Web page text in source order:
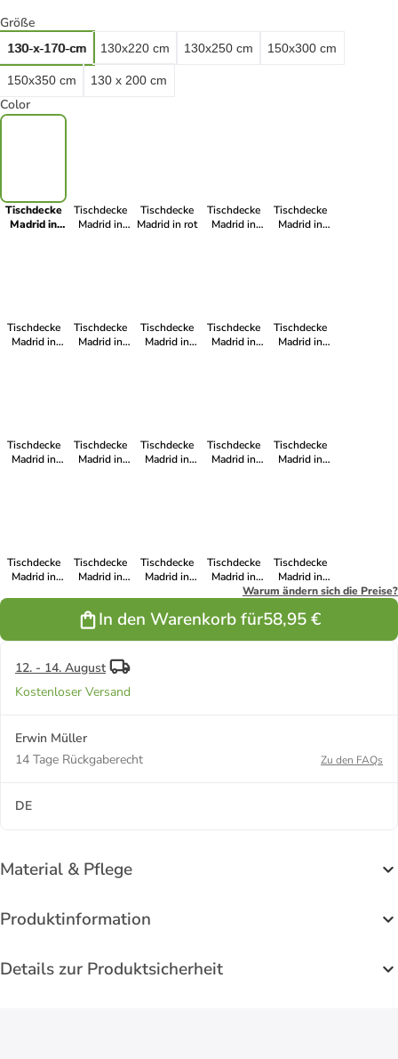
Größe
130-x-170-cm 130x220 cm 130x250 cm 150x300 cm
150x350 cm 130 x 200 cm
Color
Tischdecke
Madrid in
Tischdecke
Madrid in
Tischdecke
Madrid in rot
Tischdecke
Madrid in
Tischdecke
Madrid in
Tischdecke
Madrid in
Tischdecke
Madrid in
Tischdecke
Madrid in
Tischdecke
Madrid in
Tischdecke
Madrid in
Tischdecke
Madrid in
Tischdecke
Madrid in
Tischdecke
Madrid in
Tischdecke
Madrid in
Tischdecke
Madrid in
Tischdecke
Madrid in
Tischdecke
Madrid in
Tischdecke
Madrid in
Tischdecke
Madrid in
creme
Tischdecke
Madrid in
terra
Warum ändern sich die Preise?
In den Warenkorb für58,95 €
12. - 14. August
Kostenloser Versand
Erwin Müller
14 Tage Rückgaberecht
Zu den FAQs
DE
Material & Pflege
Produktinformation
Details zur Produktsicherheit